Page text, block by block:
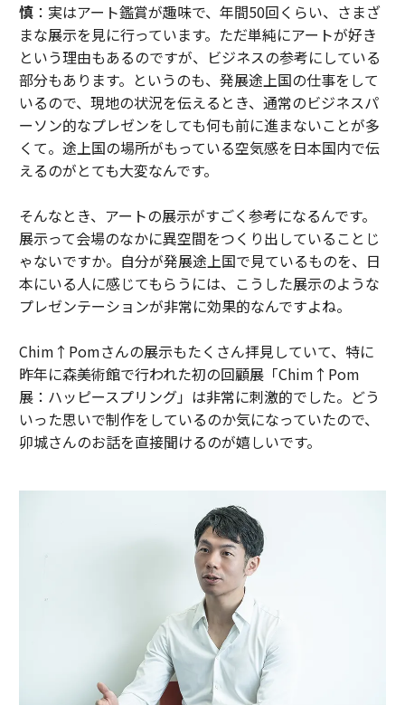
慎：実はアート鑑賞が趣味で、年間50回くらい、さまざ
まな展示を見に行っています。ただ単純にアートが好き
という理由もあるのですが、ビジネスの参考にしている
部分もあります。というのも、発展途上国の仕事をして
いるので、現地の状況を伝えるとき、通常のビジネスパ
ーソン的なプレゼンをしても何も前に進まないことが多
くて。途上国の場所がもっている空気感を日本国内で伝
えるのがとても大変なんです。
そんなとき、アートの展示がすごく参考になるんです。
展示って会場のなかに異空間をつくり出していることじ
ゃないですか。自分が発展途上国で見ているものを、日
本にいる人に感じてもらうには、こうした展示のような
プレゼンテーションが非常に効果的なんですよね。
Chim↑Pomさんの展示もたくさん拝見していて、特に
昨年に森美術館で行われた初の回顧展「Chim↑Pom
展：ハッピースプリング」は非常に刺激的でした。どう
いった思いで制作をしているのか気になっていたので、
卯城さんのお話を直接聞けるのが嬉しいです。